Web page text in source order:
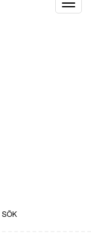
Toggle
SÖK